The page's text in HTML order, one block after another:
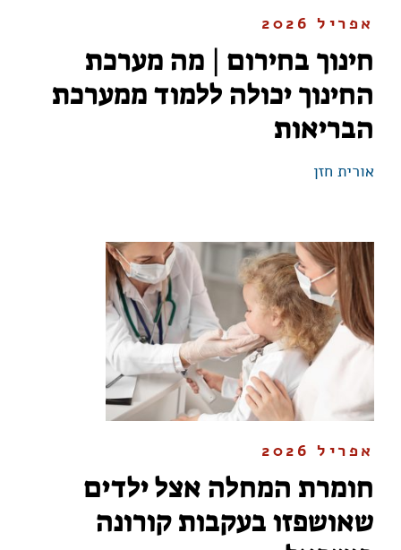
אפריל 2026
חינוך בחירום | מה מערכת
החינוך יכולה ללמוד ממערכת
הבריאות
אורית חזן
אפריל 2026
חומרת המחלה אצל ילדים
שאושפזו בעקבות קורונה